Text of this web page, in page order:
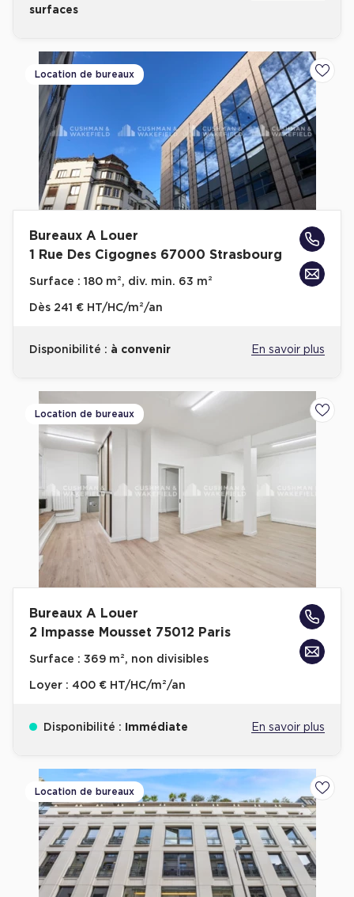
surfaces
Location de bureaux
Bureaux A Louer
1 Rue Des Cigognes 67000 Strasbourg
Surface : 180 m², div. min. 63 m²
Dès 241 € HT/HC/m²/an
Disponibilité : à convenir En savoir plus
Location de bureaux
Bureaux A Louer
2 Impasse Mousset 75012 Paris
Surface : 369 m², non divisibles
Loyer : 400 € HT/HC/m²/an
Disponibilité : Immédiate En savoir plus
Location de bureaux